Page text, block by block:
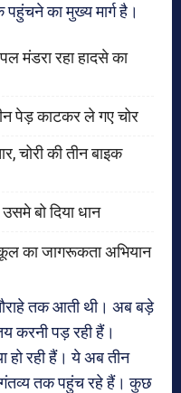
पहुंचने का मुख्य मार्ग है।
मंडरा रहा हादसे का
पेड़ काटकर ले गए चोर
चोरी की तीन बाइक
बो दिया धान
का जागरूकता अभियान
तक आती थी। अब बड़े
करनी पड़ रही हैं।
हो रही हैं। ये अब तीन
तक पहुंच रहे हैं। कुछ